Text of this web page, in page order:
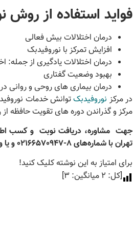
فواید استفاده از روش
درمان اختلالات بیش فعالی
افزایش تمرکز با نوروفیدبک
درمان اختلالات یادگیری از جمله:
بهبود وضعیت گفتاری
درمان بیماری های روحی و
در مرکز نوروفیدبکتوانش خدمات
مرکز و گذراندن دوره های تقویت حافظه
جهت مشاوره، دریافت نوبت و کسب
تهرانبا شماره‌های 8-02166570947 و یا واتس آپ
برای امتیاز به این نوشته کلیک کنید!
[کل: 2 میانگین: 3
]